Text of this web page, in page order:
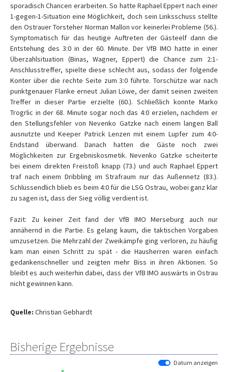
sporadisch Chancen erarbeiten. So hatte Raphael Eppert nach einer
1-gegen-1-Situation eine Möglichkeit, doch sein Linksschuss stellte
den Ostrauer Torsteher Norman Mallon vor keinerlei Probleme (56.).
Symptomatisch für das heutige Auftreten der Gästeelf dann die
Entstehung des 3:0 in der 60. Minute. Der VfB IMO hatte in einer
Überzahlsituation (Binas, Wagner, Eppert) die Chance zum 2:1-
Anschlusstreffer, spielte diese schlecht aus, sodass der folgende
Konter über die rechte Seite zum 3:0 führte. Torschütze war nach
punktgenauer Flanke erneut Julian Löwe, der damit seinen zweiten
Treffer in dieser Partie erzielte (60.). Schließlich konnte Marko
Trogrlic in der 68. Minute sogar noch das 4:0 erzielen, nachdem er
den Stellungsfehler von Nevenko Gatzke nach einem langen Ball
ausnutzte und Keeper Patrick Lenzen mit einem Lupfer zum 4:0-
Endstand überwand. Danach hatten die Gäste noch zwei
Möglichkeiten zur Ergebniskosmetik. Nevenko Gatzke scheiterte
bei einem direkten Freistoß knapp (73.) und auch Raphael Eppert
traf nach einem Dribbling im Strafraum nur das Außennetz (83.).
Schlussendlich blieb es beim 4:0 für die LSG Ostrau, wobei ganz klar
zu sagen ist, dass der Sieg völlig verdient ist.
Fazit: Zu keiner Zeit fand der VfB IMO Merseburg auch nur
annähernd in die Partie. Es gelang kaum, die taktischen Vorgaben
umzusetzen. Die Mehrzahl der Zweikämpfe ging verloren, zu häufig
kam man einen Schritt zu spät - die Hausherren waren einfach
gedankenschneller und zeigten mehr Biss in ihren Aktionen. So
bleibt es auch weiterhin dabei, dass der VfB IMO auswärts in Ostrau
nicht gewinnen kann.
Quelle: Christian Gebhardt
Bisherige Ergebnisse
Datum anzeigen